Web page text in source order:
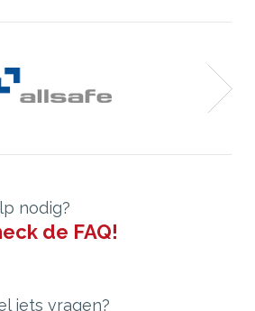
nodig?
de FAQ!
iets vragen?